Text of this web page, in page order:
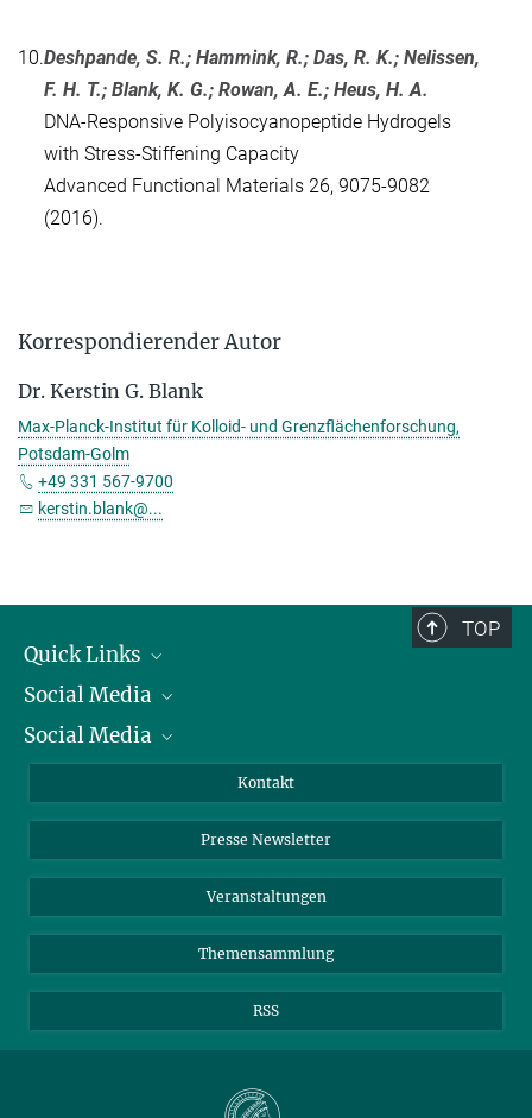
10.Deshpande, S. R.; Hammink, R.; Das, R. K.; Nelissen,
F. H. T.; Blank, K. G.; Rowan, A. E.; Heus, H. A.
DNA-Responsive Polyisocyanopeptide Hydrogels
with Stress-Stiffening Capacity
Advanced Functional Materials 26, 9075-9082
(2016).
Korrespondierender Autor
Dr. Kerstin G. Blank
Max-Planck-Institut für Kolloid- und Grenzflächenforschung,
Potsdam-Golm
+49 331 567-9700
kerstin.blank@...
TOP
Quick Links
Präsident
Zahlen und Fakten
Meldestelle Fehlverhalten
Social Media
Bluesky
TikTok
Social Media
Instagram
YouTube
Kontakt
Presse Newsletter
Veranstaltungen
Themensammlung
RSS